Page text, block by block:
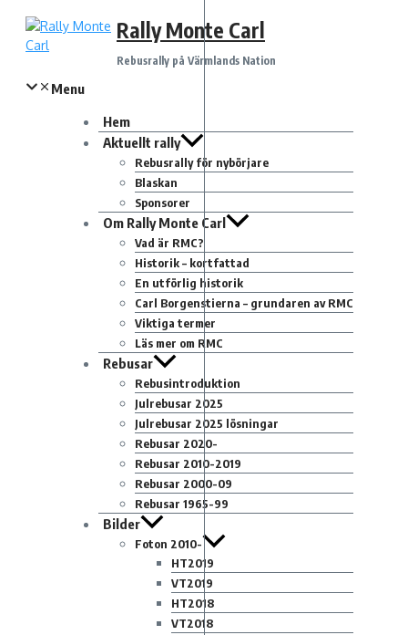
Hoppa
innehåll
Rally Monte Carl
Rebusrally på Värmlands Nation
Menu
Hem
Aktuellt rally
Rebusrally för nybörjare
Blaskan
Sponsorer
Om Rally Monte Carl
Vad är RMC?
Historik – kortfattad
En utförlig historik
Carl Borgenstierna – grundaren av RMC
Viktiga termer
Läs mer om RMC
Rebusar
Rebusintroduktion
Julrebusar 2025
Julrebusar 2025 lösningar
Rebusar 2020-
Rebusar 2010-2019
Rebusar 2000-09
Rebusar 1965-99
Bilder
Foton 2010-
HT2019
VT2019
HT2018
VT2018